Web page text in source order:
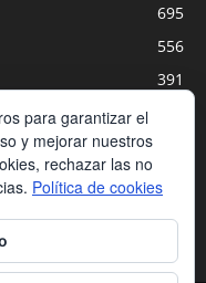
695
556
391
para garantizar el
y mejorar nuestros
rechazar las no
Política de cookies